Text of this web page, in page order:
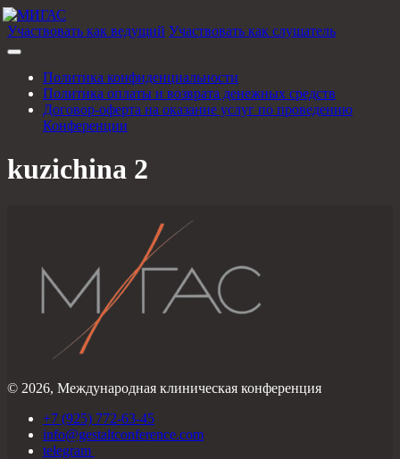
Участвовать как ведущий Участвовать как слушатель
Политика конфиденциальности
Политика оплаты и возврата денежных средств
Договор-оферта на оказание услуг по проведению
Конференции
kuzichina 2
© 2026, Международная клиническая конференция
+7 (925) 772-63-45
info@gestaltconference.com
telegram